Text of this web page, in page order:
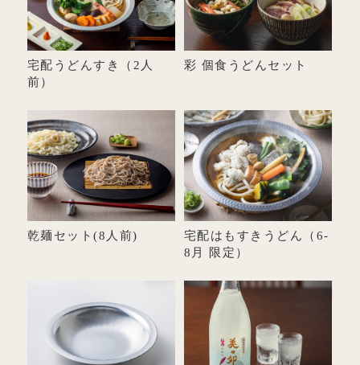
宅配うどんすき（2人
前）
彩 個食うどんセット
乾麺セット(8人前) 宅配はもすきうどん（6-
8月 限定）